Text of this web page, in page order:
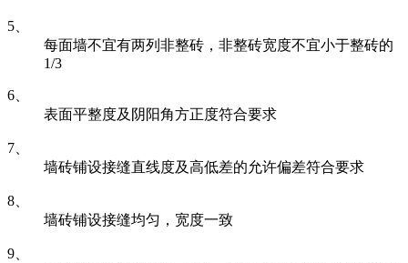
5、
每面墙不宜有两列非整砖，非整砖宽度不宜小于整砖的
1/3
6、
表面平整度及阴阳角方正度符合要求
7、
墙砖铺设接缝直线度及高低差的允许偏差符合要求
8、
墙砖铺设接缝均匀，宽度一致
9、